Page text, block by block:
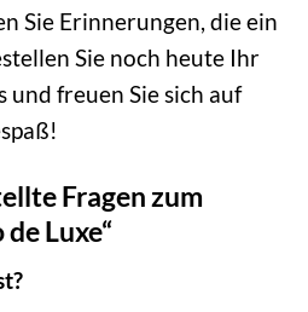
Sie Erinnerungen, die ein
Sie noch heute Ihr
und freuen Sie sich auf
Fragen zum
Luxe“